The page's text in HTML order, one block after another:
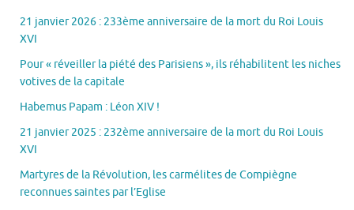
21 janvier 2026 : 233ème anniversaire de la mort du Roi Louis
XVI
Pour « réveiller la piété des Parisiens », ils réhabilitent les niches
votives de la capitale
Habemus Papam : Léon XIV !
21 janvier 2025 : 232ème anniversaire de la mort du Roi Louis
XVI
Martyres de la Révolution, les carmélites de Compiègne
reconnues saintes par l’Eglise